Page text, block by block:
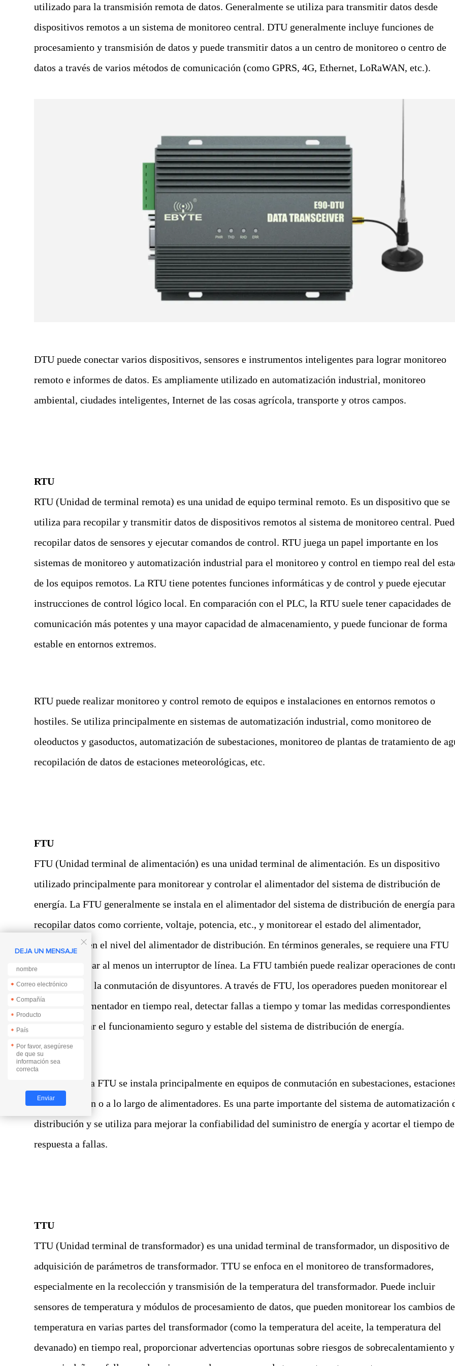
utilizado para la transmisión remota de datos. Generalmente se utiliza para transmitir datos desde
dispositivos remotos a un sistema de monitoreo central. DTU generalmente incluye funciones de
procesamiento y transmisión de datos y puede transmitir datos a un centro de monitoreo o centro de
datos a través de varios métodos de comunicación (como GPRS, 4G, Ethernet, LoRaWAN, etc.).
DTU puede conectar varios dispositivos, sensores e instrumentos inteligentes para lograr monitoreo
remoto e informes de datos. Es ampliamente utilizado en automatización industrial, monitoreo
ambiental, ciudades inteligentes, Internet de las cosas agrícola, transporte y otros campos.
RTU
RTU (Unidad de terminal remota) es una unidad de equipo terminal remoto. Es un dispositivo que se
utiliza para recopilar y transmitir datos de dispositivos remotos al sistema de monitoreo central.
recopilar datos de sensores y ejecutar comandos de control. RTU juega un papel importante en los
sistemas de monitoreo y automatización industrial para el monitoreo y control en tiempo real del
de los equipos remotos. La RTU tiene potentes funciones informáticas y de control y puede ejecutar
instrucciones de control lógico local. En comparación con el PLC, la RTU suele tener capacidades de
comunicación más potentes y una mayor capacidad de almacenamiento, y puede funcionar de forma
estable en entornos extremos.
RTU puede realizar monitoreo y control remoto de equipos e instalaciones en entornos remotos o
hostiles. Se utiliza principalmente en sistemas de automatización industrial, como monitoreo de
oleoductos y gasoductos, automatización de subestaciones, monitoreo de plantas de tratamiento de
recopilación de datos de estaciones meteorológicas, etc.
FTU
FTU (Unidad terminal de alimentación) es una unidad terminal de alimentación. Es un dispositivo
utilizado principalmente para monitorear y controlar el alimentador del sistema de distribución de
energía. La FTU generalmente se instala en el alimentador del sistema de distribución de energía para
recopilar datos como corriente, voltaje, potencia, etc., y monitorear el estado del alimentador,
enfocándose en el nivel del alimentador de distribución. En términos generales, se requiere una FTU
para monitorear al menos un interruptor de línea. La FTU también puede realizar operaciones de
remoto, como la conmutación de disyuntores. A través de FTU, los operadores pueden monitorear el
estado del alimentador en tiempo real, detectar fallas a tiempo y tomar las medidas correspondientes
para garantizar el funcionamiento seguro y estable del sistema de distribución de energía.
Por lo tanto, la FTU se instala principalmente en equipos de conmutación en subestaciones,
de distribución o a lo largo de alimentadores. Es una parte importante del sistema de automatización
distribución y se utiliza para mejorar la confiabilidad del suministro de energía y acortar el tiempo de
respuesta a fallas.
TTU
TTU (Unidad terminal de transformador) es una unidad terminal de transformador, un dispositivo de
adquisición de parámetros de transformador. TTU se enfoca en el monitoreo de transformadores,
especialmente en la recolección y transmisión de la temperatura del transformador. Puede incluir
sensores de temperatura y módulos de procesamiento de datos, que pueden monitorear los cambios de
temperatura en varias partes del transformador (como la temperatura del aceite, la temperatura del
devanado) en tiempo real, proporcionar advertencias oportunas sobre riesgos de sobrecalentamiento y

DEJA UN MENSAJE
*
*
*
*
*
*
*